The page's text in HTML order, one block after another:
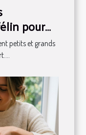
pour
petits et grands